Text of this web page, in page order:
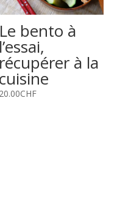
Le bento à
l’essai,
récupérer à la
cuisine
20.00CHF